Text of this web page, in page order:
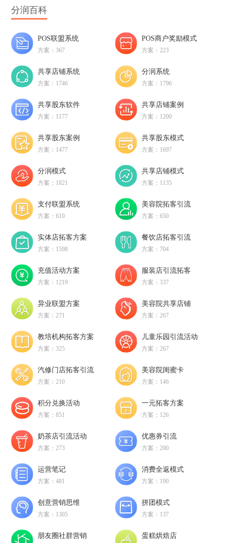
分润百科
POS联盟系统
方案：367
POS商户奖励模式
方案：223
共享店铺系统
方案：1746
分润系统
方案：1796
共享股东软件
方案：1177
共享店铺案例
方案：1200
共享股东案例
方案：1477
共享股东模式
方案：1697
分润模式
方案：1821
共享店铺模式
方案：1135
支付联盟系统
方案：610
美容院拓客引流
方案：650
实体店拓客方案
方案：1598
餐饮店拓客引流
方案：704
充值活动方案
方案：1219
服装店引流拓客
方案：337
异业联盟方案
方案：271
美容院共享店铺
方案：267
教培机构拓客方案
方案：325
儿童乐园引流活动
方案：267
汽修门店拓客引流
方案：210
美容院闺蜜卡
方案：146
积分兑换活动
方案：851
一元拓客方案
方案：126
奶茶店引流活动
方案：273
优惠券引流
方案：200
运营笔记
方案：481
消费全返模式
方案：190
创意营销思维
方案：1305
拼团模式
方案：137
朋友圈社群营销 蛋糕烘焙店